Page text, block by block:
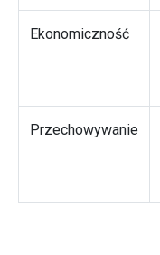
Ekonomiczność
Przechowywanie